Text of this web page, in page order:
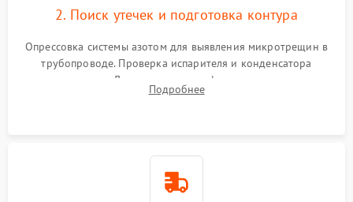
2. Поиск утечек и подготовка контура
Опрессовка системы азотом для выявления микротрещин в
трубопроводе. Проверка испарителя и конденсатора
течеискателем. Демонтаж старого фильтра-осушителя и
продувка капиллярной трубки для устранения засоров.
Подробнее